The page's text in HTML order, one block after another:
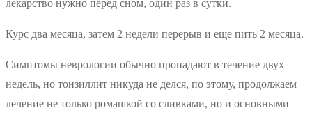
лекарство нужно перед сном, один раз в сутки.
Курс два месяца, затем 2 недели перерыв и еще пить 2 месяца.
Симптомы неврологии обычно пропадают в течение двух
недель, но тонзиллит никуда не делся, по этому, продолжаем
лечение не только ромашкой со сливками, но и основными